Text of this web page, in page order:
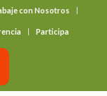
con Nosotros
Participa